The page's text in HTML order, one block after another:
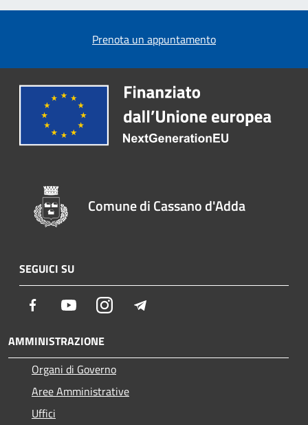
Prenota un appuntamento
Comune di Cassano d'Adda
SEGUICI SU
Facebook YoutubeInstagram
AMMINISTRAZIONE
Organi di Governo
Aree Amministrative
Uffici